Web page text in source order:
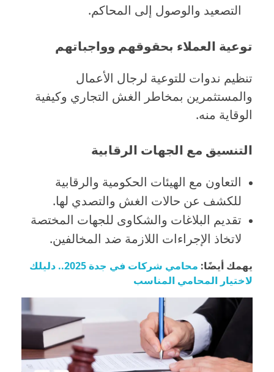
التصعيد والوصول إلى المحاكم.
توعية العملاء بحقوقهم وواجباتهم
تنظيم ندوات للتوعية لرجال الأعمال
والمستثمرين بمخاطر الغش التجاري وكيفية
الوقاية منه.
التنسيق مع الجهات الرقابية
التعاون مع الهيئات الحكومية والرقابية
للكشف عن حالات الغش والتصدي لها.
تقديم البلاغات والشكاوى للجهات المختصة
لاتخاذ الإجراءات اللازمة ضد المخالفين.
يهمك أيضًا:
محامي شركات في جدة 2025.. دليلك
لاختيار المحامي المناسب